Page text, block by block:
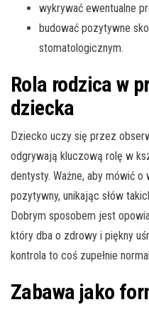
wykrywać ewentualne
budować pozytywne
stomatologicznym.
Rola rodzica w
dziecka
Dziecko uczy się przez
odgrywają kluczową rolę w
dentysty. Ważne, aby mówić
pozytywny, unikając słów
Dobrym sposobem jest
który dba o zdrowy i piękny
kontrola to coś zupełnie
Zabawa jako